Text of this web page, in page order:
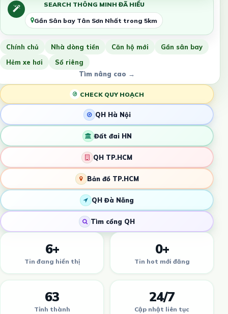
SEARCH THÔNG MINH ĐÃ HIỂU
Gần Sân bay Tân Sơn Nhất trong 5km
Chính chủ Nhà dòng tiền Căn hộ mới
Gần sân bay
Hẻm xe hơi
Sổ riêng
Tìm nâng cao →
CHECK QUY HOẠCH
QH Hà Nội
Đất đai HN
QH TP.HCM
Bản đồ TP.HCM
QH Đà Nẵng
Tìm cổng QH
6+
Tin đang hiển thị
0+
Tin hot mới đăng
63
Tỉnh thành
24/7
Cập nhật liên tục